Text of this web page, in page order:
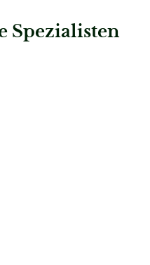
Spezialisten